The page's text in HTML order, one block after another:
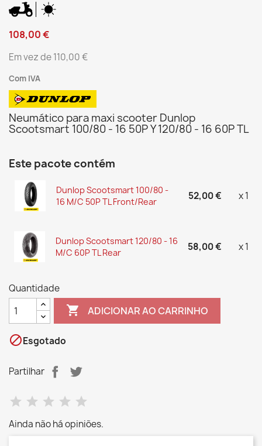
108,00 €
Em vez de 110,00 €
Com IVA
Neumático para maxi scooter Dunlop
Scootsmart 100/80 - 16 50P Y 120/80 - 16 60P TL
Este pacote contém
Dunlop Scootsmart 100/80 -
16 M/C 50P TL Front/Rear
52,00 € x 1
Dunlop Scootsmart 120/80 - 16
M/C 60P TL Rear
58,00 € x 1
Quantidade
 ADICIONAR AO CARRINHO
Esgotado
Partilhar
Ainda não há opiniões.